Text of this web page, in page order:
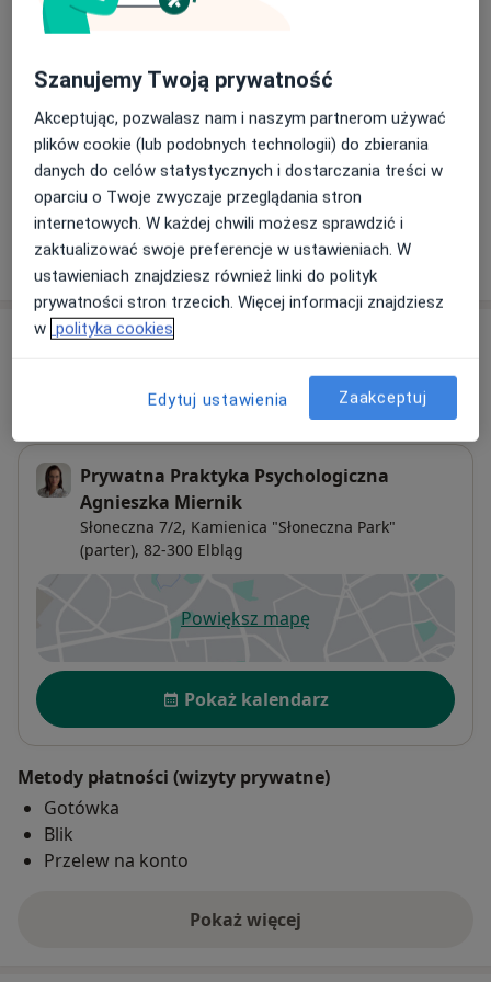
250 zł Szczegóły
Konsultacja psychologiczna online
250 zł Szczegóły
W jaki sposób ustalane są ceny?
Adresy (2)
Online
Prywatna Praktyka Psychologiczna
Agnieszka Miernik
Słoneczna 7/2, Kamienica "Słoneczna Park"
(parter), 82-300 Elbląg
Powiększ mapęotwiera się w nowej karcie
Dostępność
Pokaż kalendarz
Metody płatności (wizyty prywatne)
Gotówka
Blik
Przelew na konto
Pokaż więcej
o adresie
Szanujemy Twoją prywatność
Akceptując, pozwalasz nam i naszym partnerom używać
plików cookie (lub podobnych technologii) do zbierania
danych do celów statystycznych i dostarczania treści w
oparciu o Twoje zwyczaje przeglądania stron
internetowych. W każdej chwili możesz sprawdzić i
zaktualizować swoje preferencje w ustawieniach. W
ustawieniach znajdziesz również linki do polityk
prywatności stron trzecich. Więcej informacji znajdziesz
w polityka cookies
Edytuj ustawienia Zaakceptuj